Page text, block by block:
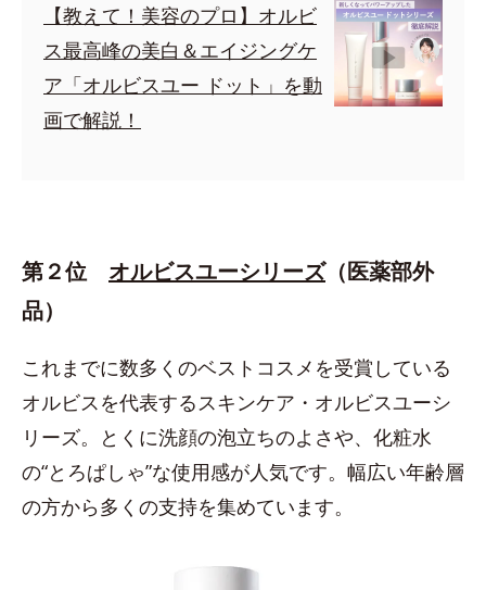
【教えて！美容のプロ】オルビ
ス最高峰の美白＆エイジングケ
ア「オルビスユー ドット」を動
画で解説！
第２位 オルビスユーシリーズ（医薬部外
品）
これまでに数多くのベストコスメを受賞している
オルビスを代表するスキンケア・オルビスユーシ
リーズ。とくに洗顔の泡立ちのよさや、化粧水
の“とろぱしゃ”な使用感が人気です。幅広い年齢層
の方から多くの支持を集めています。